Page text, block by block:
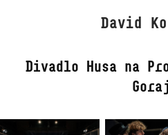
David
Divadlo Husa na